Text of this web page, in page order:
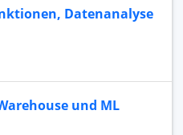
Datenanalyse
und ML